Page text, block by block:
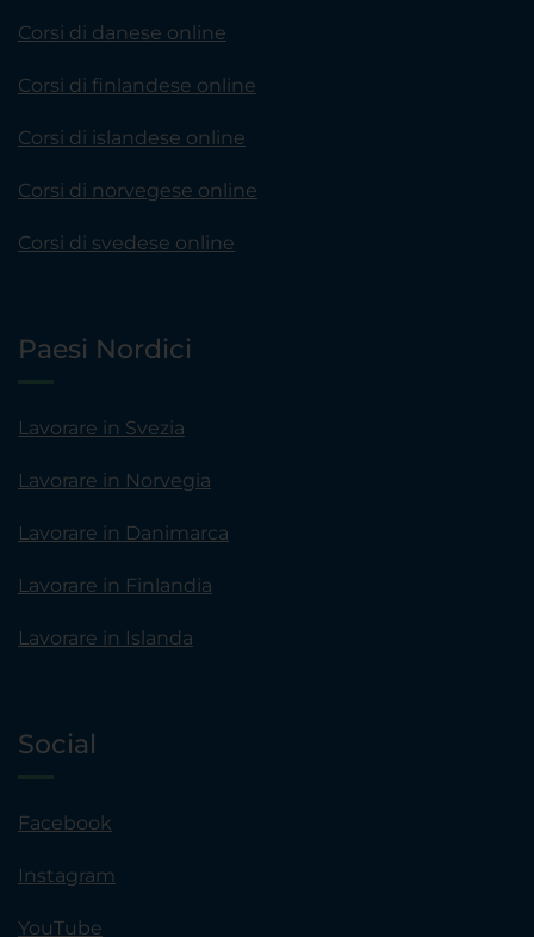
Corsi di danese online
Corsi di finlandese online
Corsi di islandese online
Corsi di norvegese online
Corsi di svedese online
Paesi Nordici
Lavorare in Svezia
Lavorare in Norvegia
Lavorare in Danimarca
Lavorare in Finlandia
Lavorare in Islanda
Social
Facebook
Instagram
YouTube